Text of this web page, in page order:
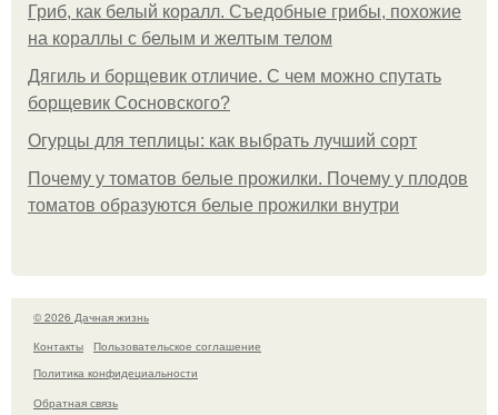
Гриб, как белый коралл. Съедобные грибы, похожие
на кораллы с белым и желтым телом
Дягиль и борщевик отличие. С чем можно спутать
борщевик Сосновского?
Огурцы для теплицы: как выбрать лучший сорт
Почему у томатов белые прожилки. Почему у плодов
томатов образуются белые прожилки внутри
© 2026 Дачная жизнь
Контакты
Пользовательское соглашение
Политика конфидециальности
Обратная связь